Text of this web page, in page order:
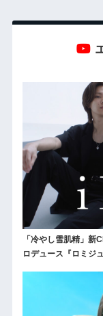
「冷やし雪肌精」
ロデュース『ロミジュ